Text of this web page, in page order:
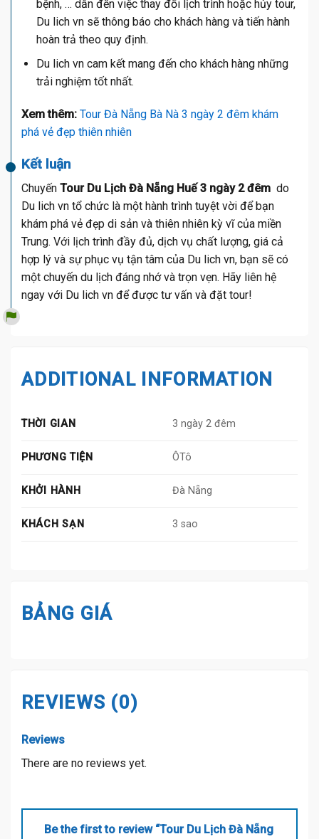
bệnh, … dẫn đến việc thay đổi lịch trình hoặc hủy tour,
Du lich vn sẽ thông báo cho khách hàng và tiến hành
hoàn trả theo quy định.
Du lich vn cam kết mang đến cho khách hàng những
trải nghiệm tốt nhất.
Xem thêm: Tour Đà Nẵng Bà Nà 3 ngày 2 đêm khám
phá vẻ đẹp thiên nhiên
Kết luận
Chuyến Tour Du Lịch Đà Nẵng Huế 3 ngày 2 đêm do
Du lich vn tổ chức là một hành trình tuyệt vời để bạn
khám phá vẻ đẹp di sản và thiên nhiên kỳ vĩ của miền
Trung. Với lịch trình đầy đủ, dịch vụ chất lượng, giá cả
hợp lý và sự phục vụ tận tâm của Du lich vn, bạn sẽ có
một chuyến du lịch đáng nhớ và trọn vẹn. Hãy liên hệ
ngay với Du lich vn để được tư vấn và đặt tour!
ADDITIONAL INFORMATION
THỜI GIAN 3 ngày 2 đêm
PHƯƠNG TIỆN ÔTô
KHỞI HÀNH Đà Nẵng
KHÁCH SẠN 3 sao
BẢNG GIÁ
REVIEWS (0)
Reviews
There are no reviews yet.
Be the first to review “Tour Du Lịch Đà Nẵng